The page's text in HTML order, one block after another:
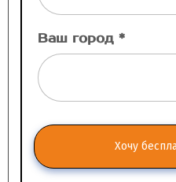
Ваш город *
Хочу